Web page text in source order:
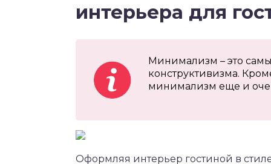
интерьера для
Минимализм – это
конструктивизма.
минимализм еще и
Оформляя интерьер гостиной в